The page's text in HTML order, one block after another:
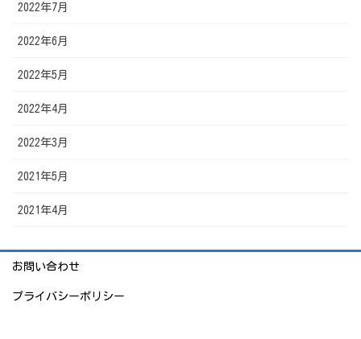
2022年7月
2022年6月
2022年5月
2022年4月
2022年3月
2021年5月
2021年4月
お問い合わせ
プライバシーポリシー